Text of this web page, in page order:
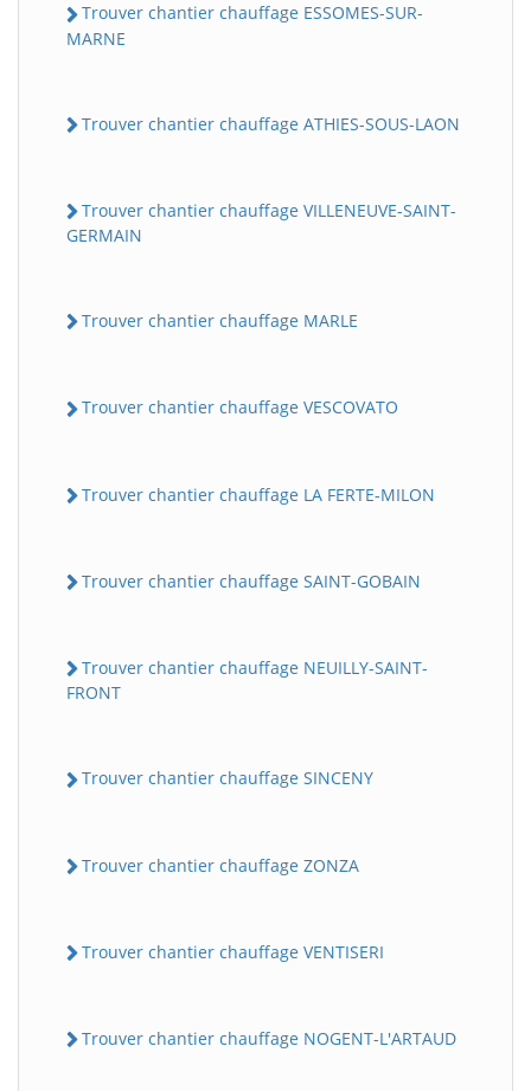
Trouver chantier chauffage ESSOMES-SUR-
MARNE
Trouver chantier chauffage ATHIES-SOUS-LAON
Trouver chantier chauffage VILLENEUVE-SAINT-
GERMAIN
Trouver chantier chauffage MARLE
Trouver chantier chauffage VESCOVATO
Trouver chantier chauffage LA FERTE-MILON
Trouver chantier chauffage SAINT-GOBAIN
Trouver chantier chauffage NEUILLY-SAINT-
FRONT
Trouver chantier chauffage SINCENY
Trouver chantier chauffage ZONZA
Trouver chantier chauffage VENTISERI
Trouver chantier chauffage NOGENT-L'ARTAUD